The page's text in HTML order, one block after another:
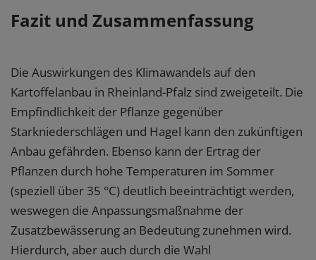
Fazit und Zusammenfassung
Die Auswirkungen des Klimawandels auf den
Kartoffelanbau in Rheinland-Pfalz sind zweigeteilt. Die
Empfindlichkeit der Pflanze gegenüber
Starkniederschlägen und Hagel kann den zukünftigen
Anbau gefährden. Ebenso kann der Ertrag der
Pflanzen durch hohe Temperaturen im Sommer
(speziell über 35 °C) deutlich beeinträchtigt werden,
weswegen die Anpassungsmaßnahme der
Zusatzbewässerung an Bedeutung zunehmen wird.
Hierdurch, aber auch durch die Wahl